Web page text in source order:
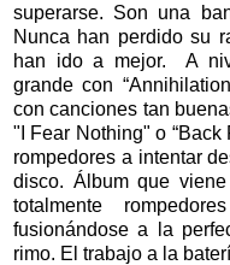
superarse. Son una
Nunca han perdido su
han ido a mejor. A
grande con
con canciones tan
"I Fear Nothing" o “Back
rompedores a intentar
disco. Álbum que
totalmente
fusionándose a la
rimo. El trabajo a la